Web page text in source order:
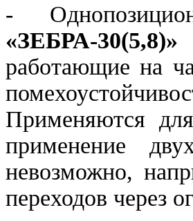
-
«ЗЕБРА-30(5,8)»
работающие на
Применяются
применение
невозможно,
переходов через